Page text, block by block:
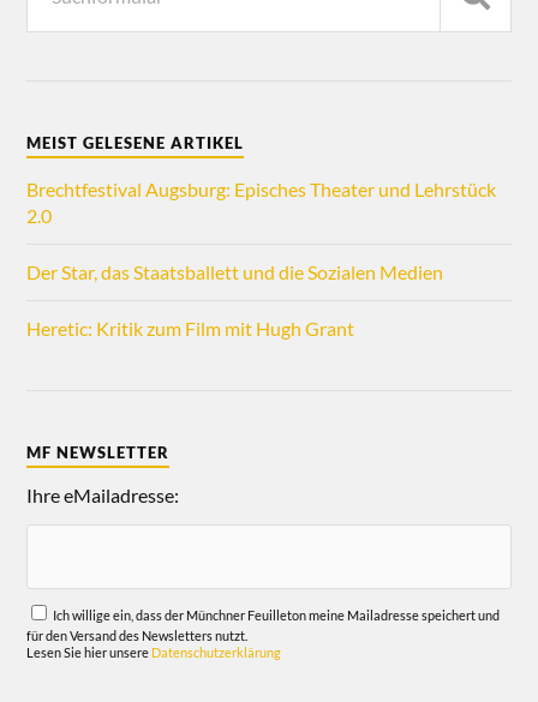
MEIST GELESENE ARTIKEL
Brechtfestival Augsburg: Episches Theater und Lehrstück
2.0
Der Star, das Staatsballett und die Sozialen Medien
Heretic: Kritik zum Film mit Hugh Grant
MF NEWSLETTER
Ihre eMailadresse:
Ich willige ein, dass der Münchner Feuilleton meine Mailadresse speichert und
für den Versand des Newsletters nutzt.
Lesen Sie hier unsere Datenschutzerklärung